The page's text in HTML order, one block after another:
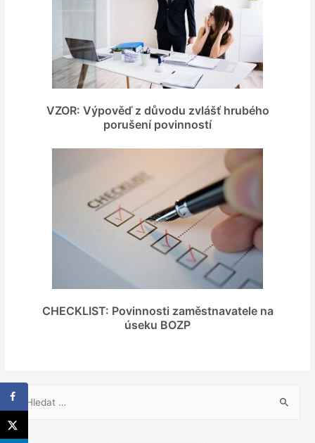
VZOR: Výpověď z důvodu zvlášť hrubého
porušení povinností
CHECKLIST: Povinnosti zaměstnavatele na
úseku BOZP
V
y
h